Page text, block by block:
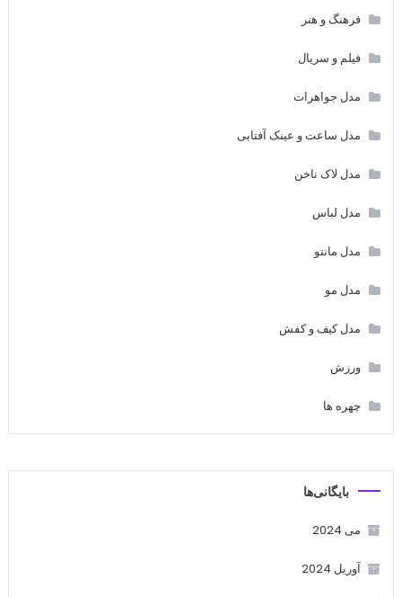
فرهنگ و هنر
فیلم و سریال
مدل جواهرات
مدل ساعت و عینک آفتابی
مدل لاک ناخن
مدل لباس
مدل مانتو
مدل مو
مدل کیف و کفش
ورزش
چهره ها
بایگانی‌ها
می 2024
آوریل 2024